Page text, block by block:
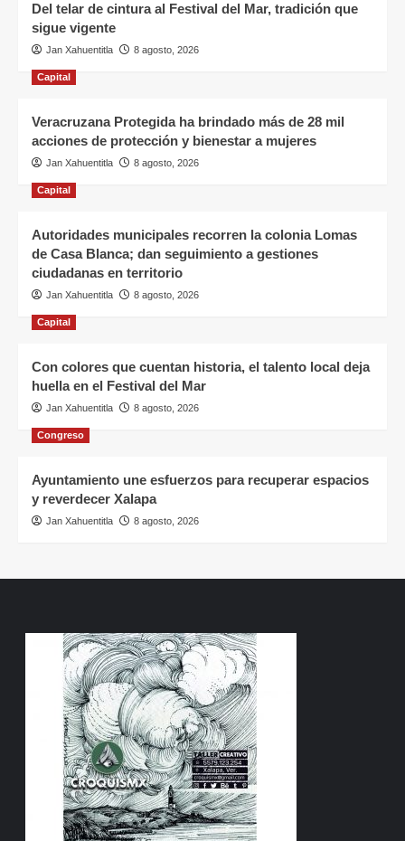
Del telar de cintura al Festival del Mar, tradición que
sigue vigente
Jan Xahuentitla 8 agosto, 2026
Capital
Veracruzana Protegida ha brindado más de 28 mil
acciones de protección y bienestar a mujeres
Jan Xahuentitla 8 agosto, 2026
Capital
Autoridades municipales recorren la colonia Lomas
de Casa Blanca; dan seguimiento a gestiones
ciudadanas en territorio
Jan Xahuentitla 8 agosto, 2026
Capital
Con colores que cuentan historia, el talento local deja
huella en el Festival del Mar
Jan Xahuentitla 8 agosto, 2026
Congreso
Ayuntamiento une esfuerzos para recuperar espacios
y reverdecer Xalapa
Jan Xahuentitla 8 agosto, 2026